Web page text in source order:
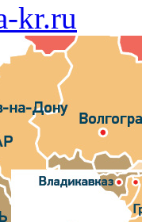
kr.ru